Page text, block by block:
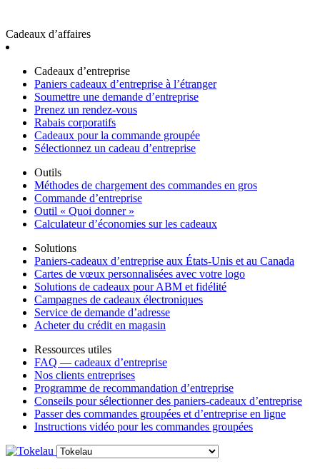
Cadeaux d’affaires
Cadeaux d’entreprise
Paniers cadeaux d’entreprise à l’étranger
Soumettre une demande d’entreprise
Prenez un rendez-vous
Rabais corporatifs
Cadeaux pour la commande groupée
Sélectionnez un cadeau d’entreprise
Outils
Méthodes de chargement des commandes en gros
Commande d’entreprise
Outil « Quoi donner »
Calculateur d’économies sur les cadeaux
Solutions
Paniers-cadeaux d’entreprise aux États-Unis et au Canada
Cartes de vœux personnalisées avec votre logo
Solutions de cadeaux pour ABM et fidélité
Campagnes de cadeaux électroniques
Service de demande d’adresse
Acheter du crédit en magasin
Ressources utiles
FAQ — cadeaux d’entreprise
Nos clients entreprises
Programme de recommandation d’entreprise
Conseils pour sélectionner des paniers-cadeaux d’entreprise
Passer des commandes groupées et d’entreprise en ligne
Instructions vidéo pour les commandes groupées